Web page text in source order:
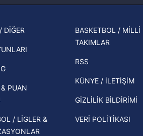
Kanunu uyarınca hazırlanmış
muhtemel rakibi belli oldu!
İspanya-Arjantin finalinin
Beşiktaş'ın UEFA Avrupa
Eleme Turu muhtemel
DİĞER
PUAN
/ LİGLER &
BASKETBOL / MİLLİ
TAKIMLAR
RSS
KÜNYE / İLETİŞİM
GİZLİLİK BİLDİRİMİ
VERİ POLİTİKASI